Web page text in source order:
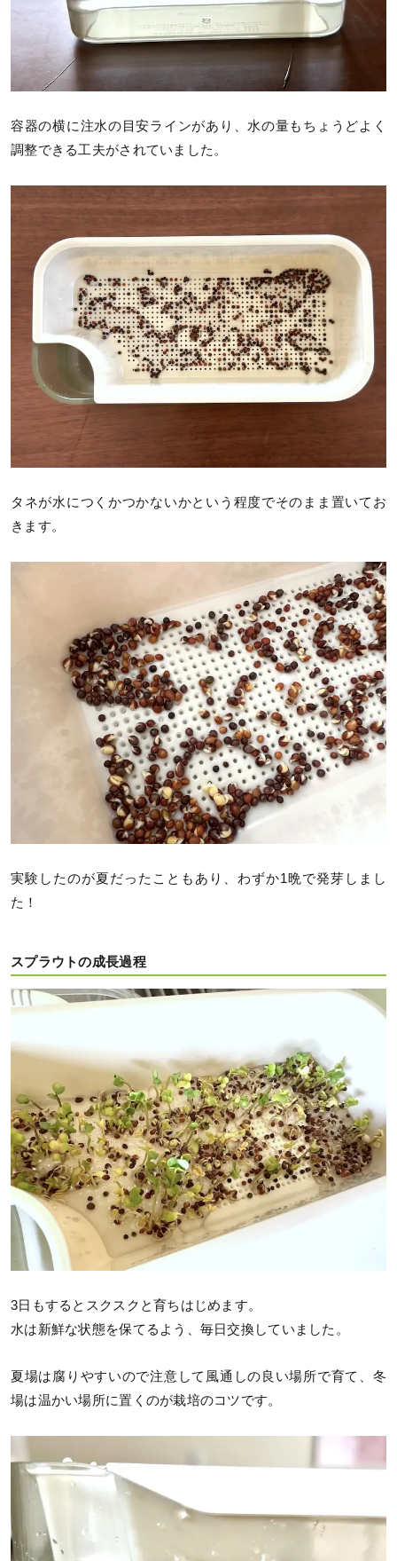
容器の横に注水の目安ラインがあり、水の量もちょうどよく
調整できる工夫がされていました。
タネが水につくかつかないかという程度でそのまま置いてお
きます。
実験したのが夏だったこともあり、わずか1晩で発芽しまし
た！
スプラウトの成長過程
3日もするとスクスクと育ちはじめます。
水は新鮮な状態を保てるよう、毎日交換していました。
夏場は腐りやすいので注意して風通しの良い場所で育て、冬
場は温かい場所に置くのが栽培のコツです。